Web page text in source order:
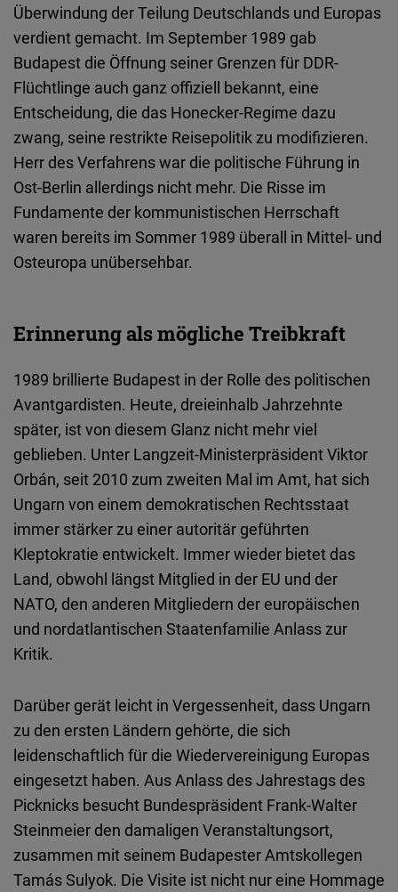
Überwindung der Teilung Deutschlands und Europas
verdient gemacht. Im September 1989 gab
Budapest die Öffnung seiner Grenzen für DDR-
Flüchtlinge auch ganz offiziell bekannt, eine
Entscheidung, die das Honecker-Regime dazu
zwang, seine restrikte Reisepolitik zu modifizieren.
Herr des Verfahrens war die politische Führung in
Ost-Berlin allerdings nicht mehr. Die Risse im
Fundamente der kommunistischen Herrschaft
waren bereits im Sommer 1989 überall in Mittel- und
Osteuropa unübersehbar.
Erinnerung als mögliche Treibkraft
1989 brillierte Budapest in der Rolle des politischen
Avantgardisten. Heute, dreieinhalb Jahrzehnte
später, ist von diesem Glanz nicht mehr viel
geblieben. Unter Langzeit-Ministerpräsident Viktor
Orbán, seit 2010 zum zweiten Mal im Amt, hat sich
Ungarn von einem demokratischen Rechtsstaat
immer stärker zu einer autoritär geführten
Kleptokratie entwickelt. Immer wieder bietet das
Land, obwohl längst Mitglied in der EU und der
NATO, den anderen Mitgliedern der europäischen
und nordatlantischen Staatenfamilie Anlass zur
Kritik.
Darüber gerät leicht in Vergessenheit, dass Ungarn
zu den ersten Ländern gehörte, die sich
leidenschaftlich für die Wiedervereinigung Europas
eingesetzt haben. Aus Anlass des Jahrestags des
Picknicks besucht Bundespräsident Frank-Walter
Steinmeier den damaligen Veranstaltungsort,
zusammen mit seinem Budapester Amtskollegen
Tamás Sulyok. Die Visite ist nicht nur eine Hommage